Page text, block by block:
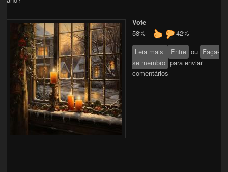
Vote
58%
42%
Leia mais sobre CONTO DE
NATAL
Entre ou Faça-
se membro para enviar
comentários